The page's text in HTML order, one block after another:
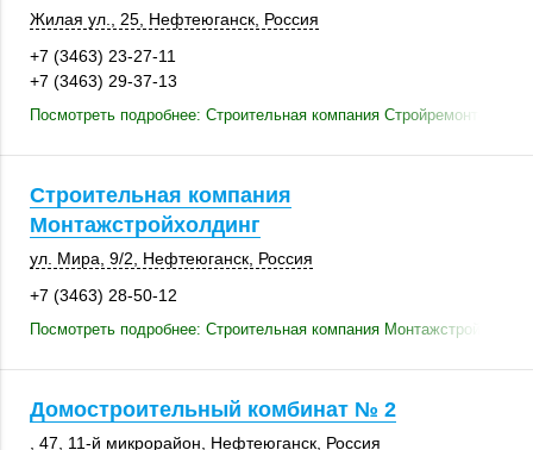
Жилая ул., 25 Нефтеюганск Россия
+7 (3463) 23-27-11
+7 (3463) 29-37-13
Посмотреть подробнее: Строительная компания Стройремонтсервис
Строительная компания
Монтажстройхолдинг
ул. Мира 9/2 Нефтеюганск Россия
+7 (3463) 28-50-12
Посмотреть подробнее: Строительная компания
Домостроительный комбинат № 2
, 47 11-й микрорайон Нефтеюганск Россия